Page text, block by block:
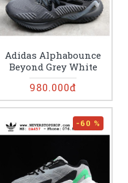
Adidas Alphabounce
Beyond Grey White
980.000đ
-60 %